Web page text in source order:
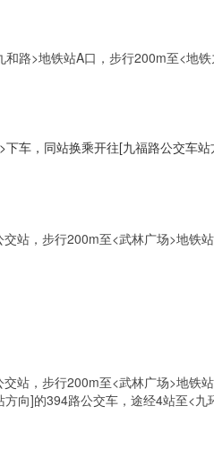
路>地铁站A口，步行200m至<地
车，同站换乘开往[九福路公交车
站，步行200m至<武林广场>地铁
站，步行200m至<武林广场>地铁
向]的394路公交车，途经4站至<